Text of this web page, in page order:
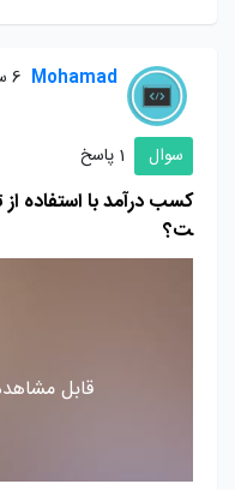
Mohamad 6 سال پیش
سوال 1 پاسخ
کسب درآمد با استفاده
ت؟
قابل